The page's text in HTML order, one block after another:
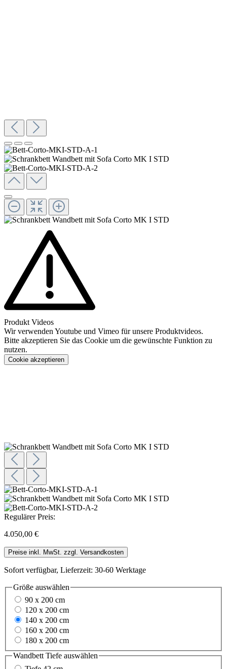
Produkt Videos
Wir verwenden Youtube und Vimeo für unsere Produktvideos.
Bitte akzeptieren Sie das Cookie um die gewünschte Funktion zu
nutzen.
Cookie akzeptieren
Regulärer Preis:
4.050,00 €
Preise inkl. MwSt. zzgl. Versandkosten
Sofort verfügbar, Lieferzeit: 30-60 Werktage
Größe auswählen
90 x 200 cm
120 x 200 cm
140 x 200 cm
160 x 200 cm
180 x 200 cm
Wandbett Tiefe auswählen